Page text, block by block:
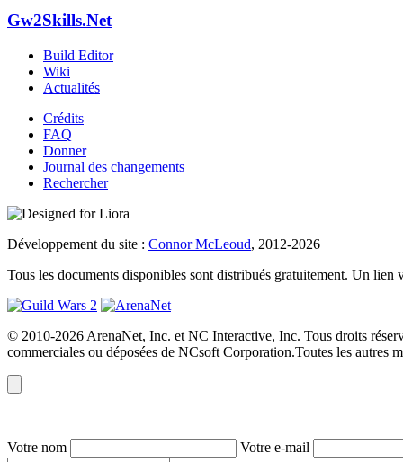
Gw2Skills.Net
Build Editor
Wiki
Actualités
Crédits
FAQ
Donner
Journal des changements
Rechercher
Développement du site : Connor McLeoud, 2012-2026
Tous les documents disponibles sont distribués gratuitement. Un lien
© 2010-2026 ArenaNet, Inc. et NC Interactive, Inc. Tous droits
commerciales ou déposées de NCsoft Corporation.Toutes les autres
Votre nom Votre e-mail